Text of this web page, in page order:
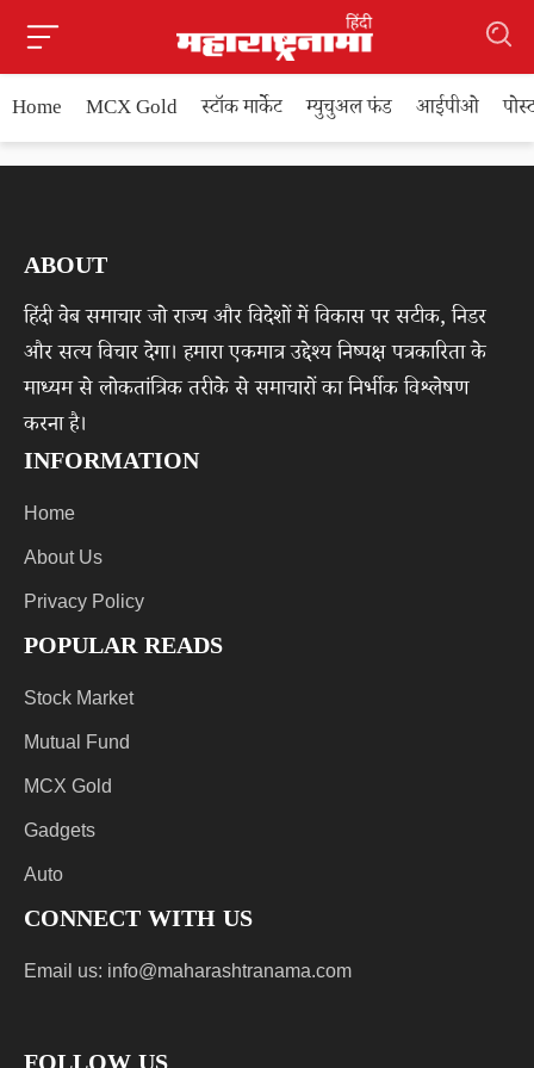
Home MCX Gold स्टॉक मार्केट म्युचुअल फंड आईपीओ
ABOUT
हिंदी वेब समाचार जो राज्य और विदेशों में विकास पर सटीक, निडर
और सत्य विचार देगा। हमारा एकमात्र उद्देश्य निष्पक्ष पत्रकारिता के
माध्यम से लोकतांत्रिक तरीके से समाचारों का निर्भीक विश्लेषण
करना है।
INFORMATION
Home
About Us
Privacy Policy
POPULAR READS
Stock Market
Mutual Fund
MCX Gold
Gadgets
Auto
CONNECT WITH US
Email us: info@maharashtranama.com